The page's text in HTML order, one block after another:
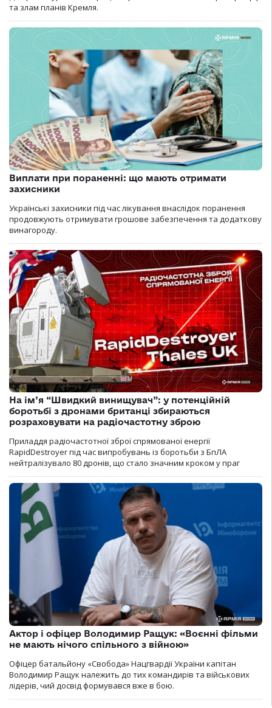
та злам планів Кремля.
Виплати при пораненні: що мають отримати
захисники
Українські захисники під час лікування внаслідок поранення
продовжують отримувати грошове забезпечення та додаткову
винагороду.
На ім’я “Швидкий винищувач”: у потенційній
боротьбі з дронами британці збираються
розраховувати на радіочастотну зброю
Приладдя радіочастотної зброї спрямованої енергії
RapidDestroyer під час випробувань із боротьби з БпЛА
нейтралізувало 80 дронів, що стало значним кроком у праг
Актор і офіцер Володимир Ращук: «Воєнні фільми
не мають нічого спільного з війною»
Офіцер батальйону «Свобода» Нацгвардії України капітан
Володимир Ращук належить до тих командирів та військових
лідерів, чий досвід формувався вже в бою.